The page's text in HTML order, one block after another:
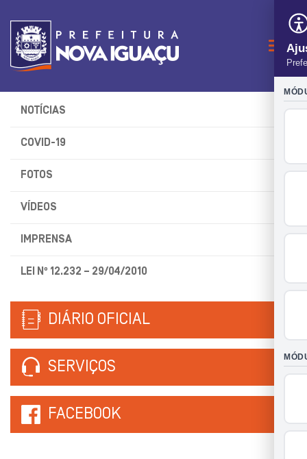
NOTÍCIAS
COVID-19
FOTOS
VÍDEOS
IMPRENSA
LEI Nº 12.232 – 29/04/2010
DIÁRIO OFICIAL
SERVIÇOS
FACEBOOK